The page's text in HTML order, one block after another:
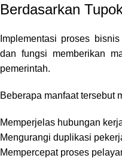
Berdasarkan
Implementasi proses
dan fungsi memberikan
pemerintah.
Beberapa manfaat tersebut
Memperjelas hubungan
Mengurangi duplikasi
Mempercepat proses